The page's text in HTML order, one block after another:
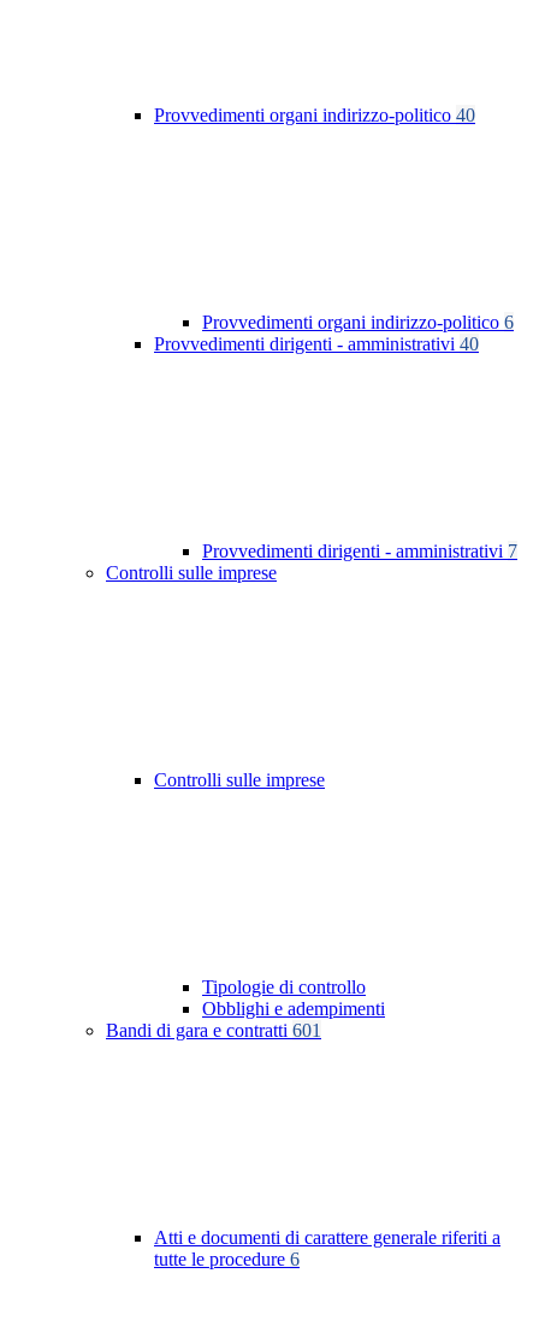
Provvedimenti organi indirizzo-politico 40
Provvedimenti organi indirizzo-politico 6
Provvedimenti dirigenti - amministrativi 40
Provvedimenti dirigenti - amministrativi 7
Controlli sulle imprese
Controlli sulle imprese
Tipologie di controllo
Obblighi e adempimenti
Bandi di gara e contratti 601
Atti e documenti di carattere generale riferiti a
tutte le procedure 6